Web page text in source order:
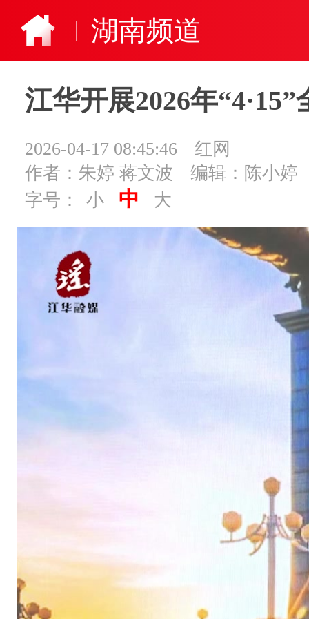
湖南频道
江华开展2026年
2026-04-17 08:45:46
红网
作者：朱婷 蒋文波
编辑：陈小婷
字号：
小 中 大